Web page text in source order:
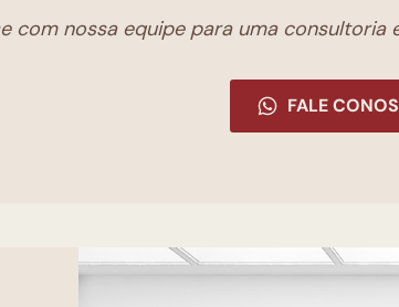
com nossa equipe para uma consultoria
FALE